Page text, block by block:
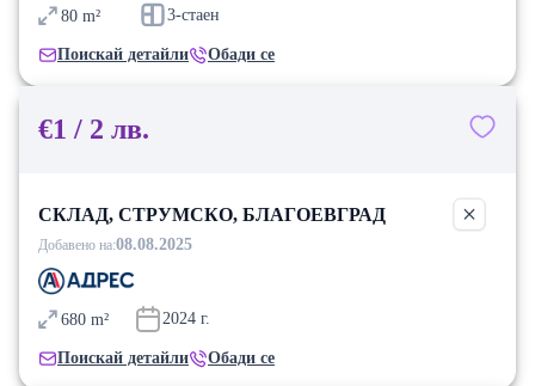
80 m² 3-стаен
Поискай детайли Обади се
€1 / 2 лв.
СКЛАД, СТРУМСКО, БЛАГОЕВГРАД
Добавено на:08.08.2025
680 m² 2024 г.
Поискай детайли Обади се